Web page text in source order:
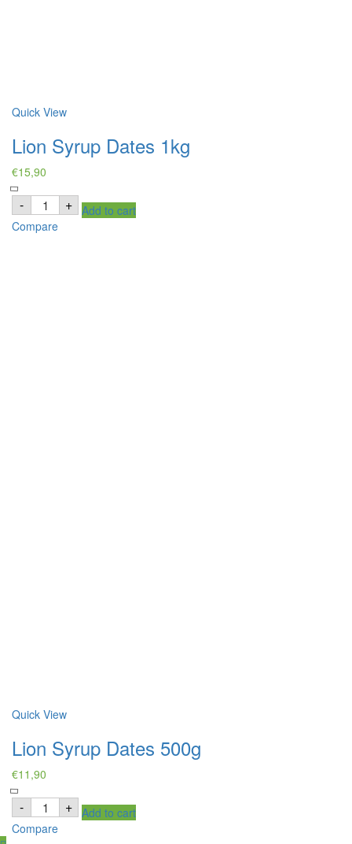
Quick View
Lion Syrup Dates 1kg
€15,90
- Lion
Syrup
Dates
1kg
+ Add to cart
Compare
Quick View
Lion Syrup Dates 500g
€11,90
- Lion
Syrup
Dates
500g
+ Add to cart
Compare